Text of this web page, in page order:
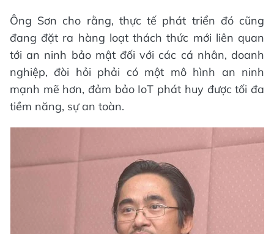
Ông Sơn cho rằng, thực tế phát triển đó cũng
đang đặt ra hàng loạt thách thức mới liên quan
tới an ninh bảo mật đối với các cá nhân, doanh
nghiệp, đòi hỏi phải có một mô hình an ninh
mạnh mẽ hơn, đảm bảo IoT phát huy được tối đa
tiềm năng, sự an toàn.